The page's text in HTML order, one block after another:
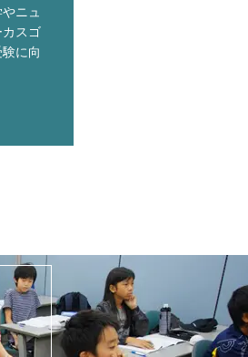
ニュ
スゴ
に向